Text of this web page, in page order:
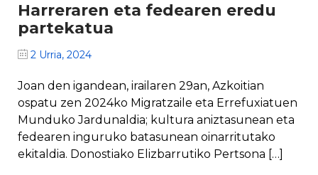
Harreraren eta fedearen eredu
partekatua
2 Urria, 2024
Joan den igandean, irailaren 29an, Azkoitian
ospatu zen 2024ko Migratzaile eta Errefuxiatuen
Munduko Jardunaldia; kultura aniztasunean eta
fedearen inguruko batasunean oinarritutako
ekitaldia. Donostiako Elizbarrutiko Pertsona […]